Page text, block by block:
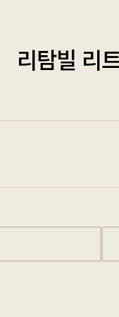
리탐빌 리